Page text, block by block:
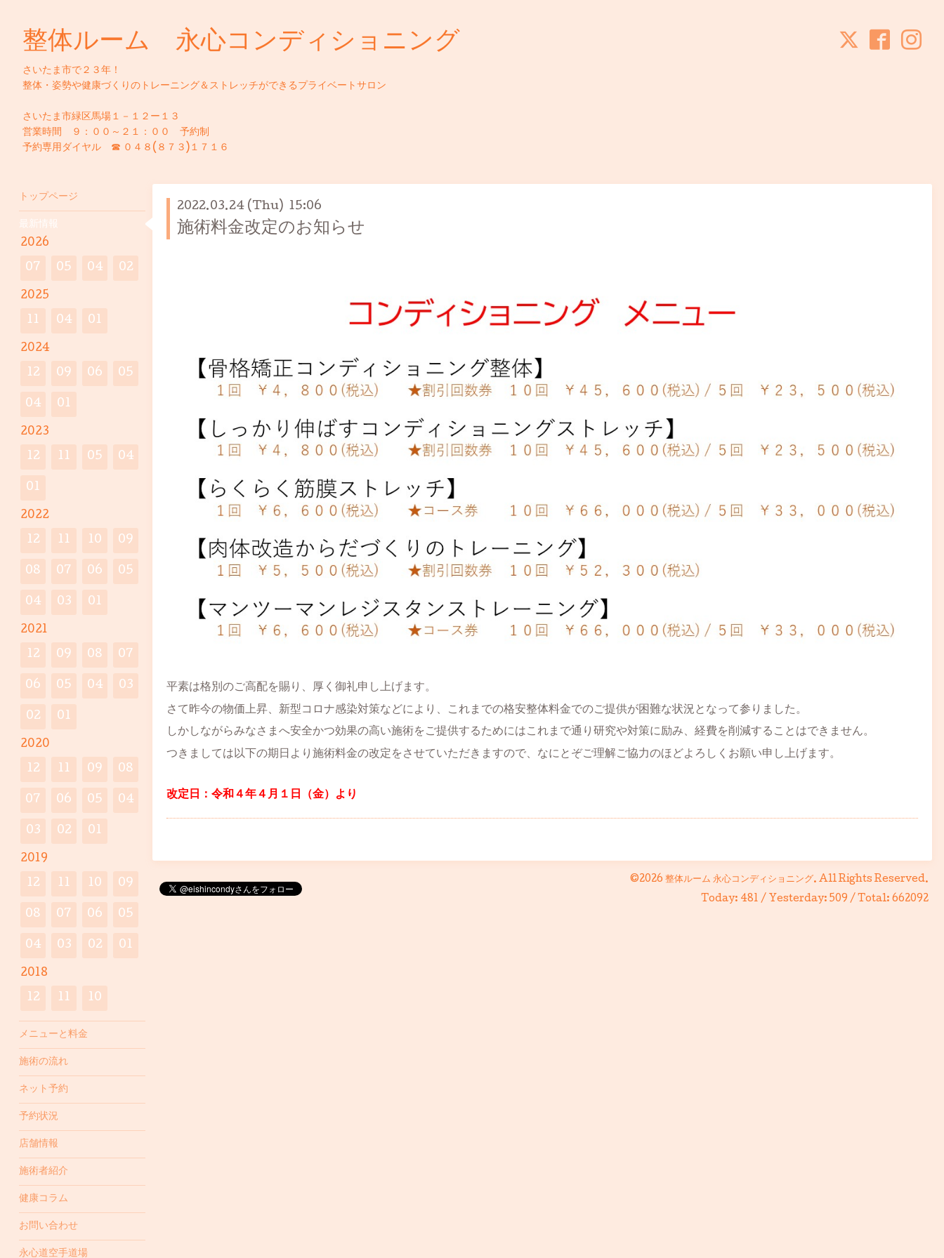
整体ルーム 永心コンディショニング
さいたま市で２３年！
整体・姿勢や健康づくりのトレーニング＆ストレッチができるプライベートサロン
さいたま市緑区馬場１－１２ー１３
営業時間 ９：００～２１：００ 予約制
予約専用ダイヤル ☎ ０４８(８７３)１７１６
2022.03.24 (Thu) 15:06
施術料金改定のお知らせ
平素は格別のご高配を賜り、厚く御礼申し上げます。
さて昨今の物価上昇、新型コロナ感染対策などにより、これまでの格安整体料金でのご提供が困難な状況となって参りました。
しかしながらみなさまへ安全かつ効果の高い施術をご提供するためにはこれまで通り研究や対策に励み、経費を削減することはできません。
つきましては以下の期日より施術料金の改定をさせていただきますので、なにとぞご理解ご協力のほどよろしくお願い申し上げます。
改定日：令和４年４月１日（金）より
©2026 整体ルーム 永心コンディショニング. All Rights Reserved.
Today: 481 / Yesterday: 509 / Total: 662092
トップページ
最新情報
2026
07 05 04 02
2025
11 04 01
2024
12 09 06 05
04 01
2023
12 11 05 04
01
2022
12 11 10 09
08 07 06 05
04 03 01
2021
12 09 08 07
06 05 04 03
02 01
2020
12 11 09 08
07 06 05 04
03 02 01
2019
12 11 10 09
08 07 06 05
04 03 02 01
2018
12 11 10
メニューと料金
施術の流れ
ネット予約
予約状況
店舗情報
施術者紹介
健康コラム
お問い合わせ
永心道空手道場